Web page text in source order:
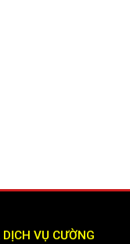
VỤ CƯỜNG